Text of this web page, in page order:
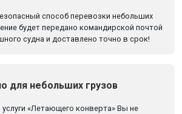
способ перевозки небольших
будет передано командирской почтой
судна и доставлено точно в срок!
для небольших грузов
«Летающего конверта» Вы не